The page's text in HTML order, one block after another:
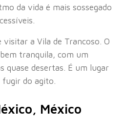
da vida é mais sossegado
visitar a Vila de Trancoso. O
tranquila, com um
quase desertas. É um lugar
do agito.
México